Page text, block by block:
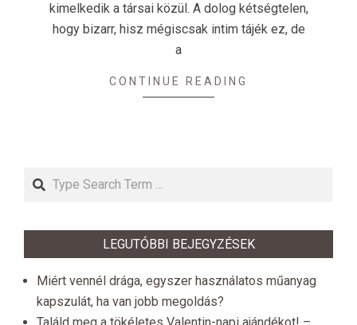
kimelkedik a társai közül. A dolog kétségtelen,
hogy bizarr, hisz mégiscsak intim tájék ez, de
a
CONTINUE READING
Search
LEGUTÓBBI BEJEGYZÉSEK
Miért vennél drága, egyszer használatos műanyag
kapszulát, ha van jobb megoldás?